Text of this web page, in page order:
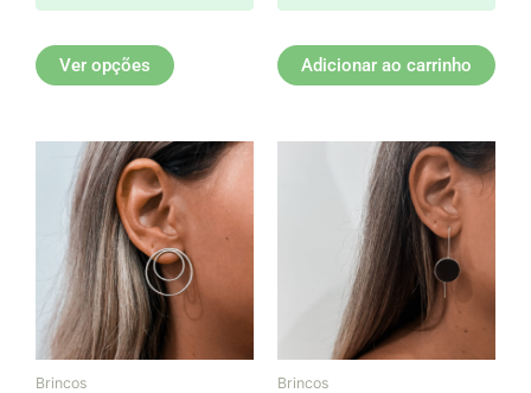
Ver opções Adicionar ao carrinho
Brincos Brincos